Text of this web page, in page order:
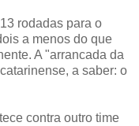
rodadas para o
a menos do que
A "arrancada da
a saber: o
contra outro time